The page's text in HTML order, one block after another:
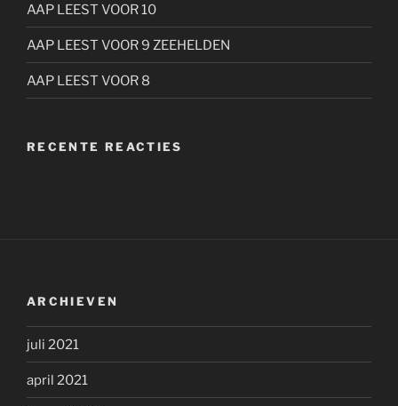
AAP LEEST VOOR 10
AAP LEEST VOOR 9 ZEEHELDEN
AAP LEEST VOOR 8
RECENTE REACTIES
ARCHIEVEN
juli 2021
april 2021